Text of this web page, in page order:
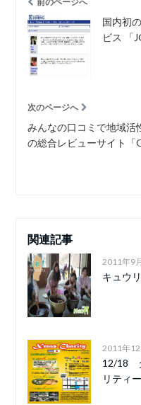
国内初
ビス 「
次のページへ
みんなの口コミで地域活
の総合レビューサイト「
関連記事
2011年9
キュウ
2011年
12/18
リティ